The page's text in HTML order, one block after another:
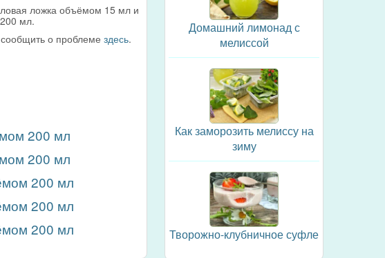
ложка объёмом 15 мл и
мл.
о проблеме здесь.
200 мл
200 мл
200 мл
200 мл
200 мл
Домашний лимонад с
мелиссой
Как заморозить мелиссу на
зиму
Творожно-клубничное суфле